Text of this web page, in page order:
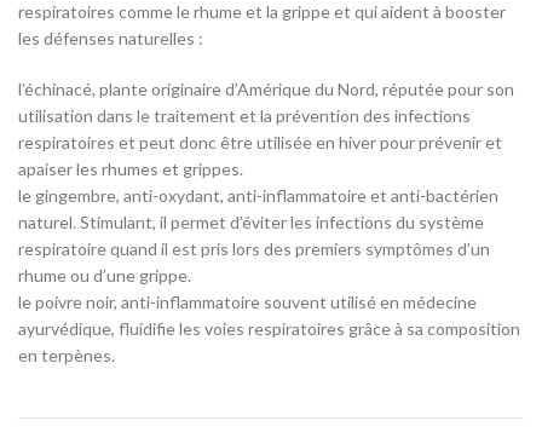
respiratoires comme le rhume et la grippe et qui aident à booster
les défenses naturelles :
l’échinacé, plante originaire d’Amérique du Nord, réputée pour son
utilisation dans le traitement et la prévention des infections
respiratoires et peut donc être utilisée en hiver pour prévenir et
apaiser les rhumes et grippes.
le gingembre, anti-oxydant, anti-inflammatoire et anti-bactérien
naturel. Stimulant, il permet d’éviter les infections du système
respiratoire quand il est pris lors des premiers symptômes d’un
rhume ou d’une grippe.
le poivre noir, anti-inflammatoire souvent utilisé en médecine
ayurvédique, fluidifie les voies respiratoires grâce à sa composition
en terpènes.